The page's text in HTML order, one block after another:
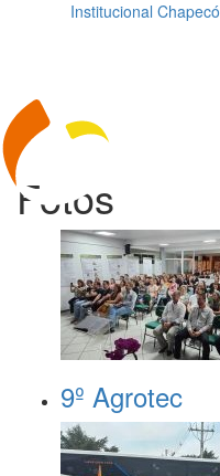
Institucional Chapecó
Fotos
9º Agrotec